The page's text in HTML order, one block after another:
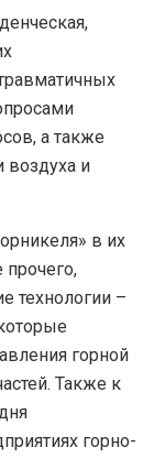
а также
воздуха и
в их
технологии –
горной
Также к
горно-